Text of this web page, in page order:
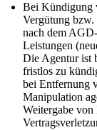
Bei Kündigung
Vergütung
nach dem
Leistungen
Die Agentur ist
fristlos zu
bei Entfernung
Manipulation
Weitergabe von